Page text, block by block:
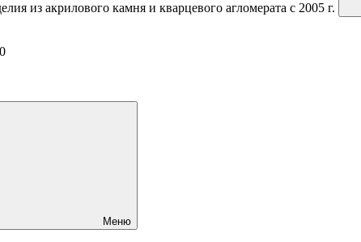
из акрилового камня и кварцевого агломерата с 2005 г.
Меню